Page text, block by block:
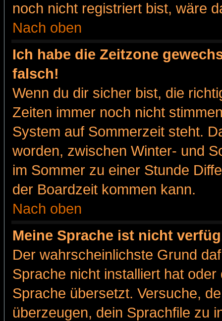
noch nicht registriert bist, wäre
Nach oben
Ich habe die Zeitzone
falsch!
Wenn du dir sicher bist, die
Zeiten immer noch nicht
System auf Sommerzeit steht.
worden, zwischen Winter- und
im Sommer zu einer Stunde
der Boardzeit kommen kann.
Nach oben
Meine Sprache ist nicht
Der wahrscheinlichste Grund
Sprache nicht installiert hat
Sprache übersetzt. Versuche,
überzeugen, dein Sprachfile zu